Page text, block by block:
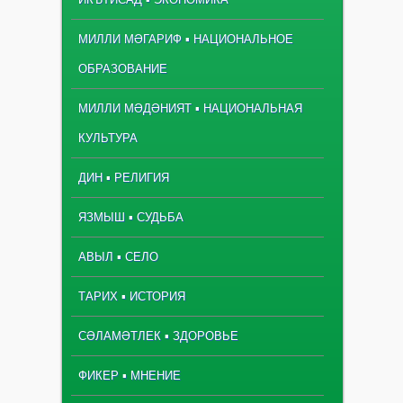
МИЛЛИ МӘГАРИФ ▪ НАЦИОНАЛЬНОЕ
ОБРАЗОВАНИЕ
МИЛЛИ МӘДӘНИЯТ ▪ НАЦИОНАЛЬНАЯ
КУЛЬТУРА
ДИН ▪ РЕЛИГИЯ
ЯЗМЫШ ▪ СУДЬБА
АВЫЛ ▪ СЕЛО
ТАРИХ ▪ ИСТОРИЯ
СӘЛАМӘТЛЕК ▪ ЗДОРОВЬЕ
ФИКЕР ▪ МНЕНИЕ